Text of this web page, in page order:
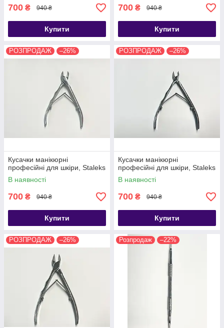
700 ₴ 940 ₴
Купити
700 ₴ 940 ₴
Купити
РОЗПРОДАЖ –26%
Кусачки манікюрні
професійні для шкіри, Staleks
В наявності
700 ₴ 940 ₴
Купити
РОЗПРОДАЖ –26%
Кусачки манікюрні
професійні для шкіри, Staleks
В наявності
700 ₴ 940 ₴
Купити
РОЗПРОДАЖ –26% Розпродаж –22%